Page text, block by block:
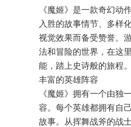
《魔姬》是一款奇幻动
入胜的故事情节、多样
视觉效果而备受赞誉。
法和冒险的世界，在这
能，踏上史诗般的旅程。
丰富的英雄阵容
《魔姬》拥有一个由独
容。每个英雄都拥有自
故事。从挥舞战斧的战